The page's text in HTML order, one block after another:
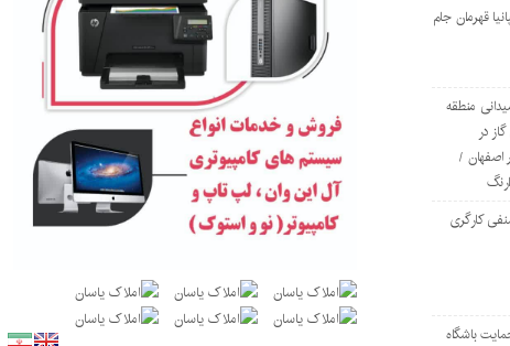
قهرمان جام
منطقه
در
اصفهان /
کارگری
باشگاه